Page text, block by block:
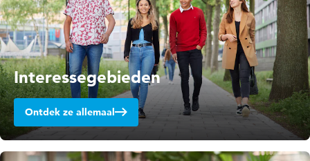
Interessegebieden
Ontdek ze allemaal